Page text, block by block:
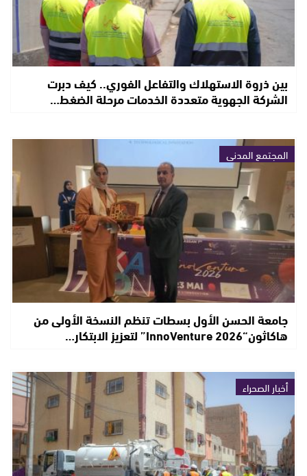
بين ذروة الاستهلاك والتفاعل الفوري.. كيف دبرت
الشركة الجهوية متعددة الخدمات مرحلة الضغط…
المجتمع المدني
جامعة الحسن الأول بسطات تنظم النسخة الأولى من
هاكاثون“InnoVenture 2026” لتعزيز الابتكار…
أخبار الصحراء